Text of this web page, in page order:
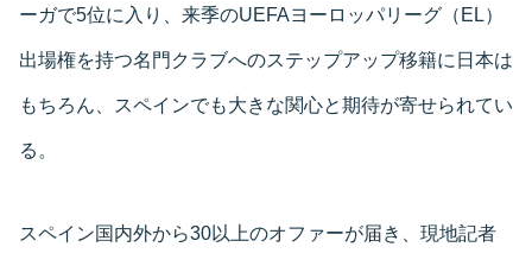
ーガで5位に入り、来季のUEFAヨーロッパリーグ（EL）
出場権を持つ名門クラブへのステップアップ移籍に日本は
もちろん、スペインでも大きな関心と期待が寄せられてい
る。
スペイン国内外から30以上のオファーが届き、現地記者